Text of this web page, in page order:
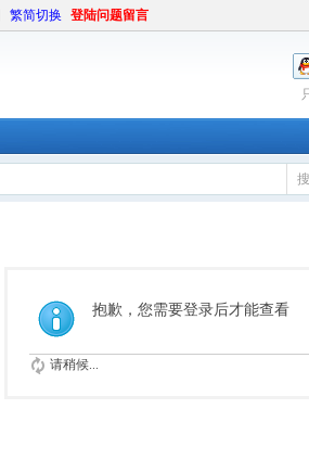
繁简切换 登陆问题留言
抱歉，您需要登录后才能查看
请稍候...